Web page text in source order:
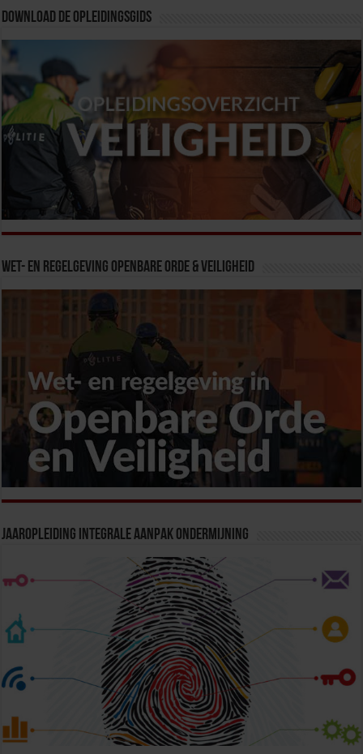
Download de opleidingsgids
Wet- en Regelgeving Openbare Orde & Veiligheid
Jaaropleiding Integrale Aanpak Ondermijning